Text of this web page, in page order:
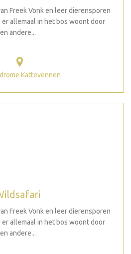
Freek Vonk en leer dierensporen
allemaal in het bos woont door
andere...
Kattevennen
Freek Vonk en leer dierensporen
allemaal in het bos woont door
andere...